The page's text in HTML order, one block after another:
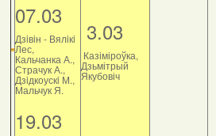
07.03
Дзiвiн - Вялiкi
Лес,
Кальчанка А.,
Страчук А.,
Дзiдкоускi М.,
Мальчук Я.
19.03
3.03
Казіміроўка,
Дзьмітрый
Якубовіч